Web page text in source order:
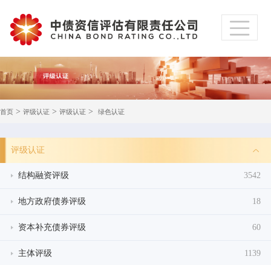
首页 > 评级认证 > 评级认证 > 绿色认证
评级认证
结构融资评级 3542
地方政府债券评级 18
资本补充债券评级 60
主体评级 1139